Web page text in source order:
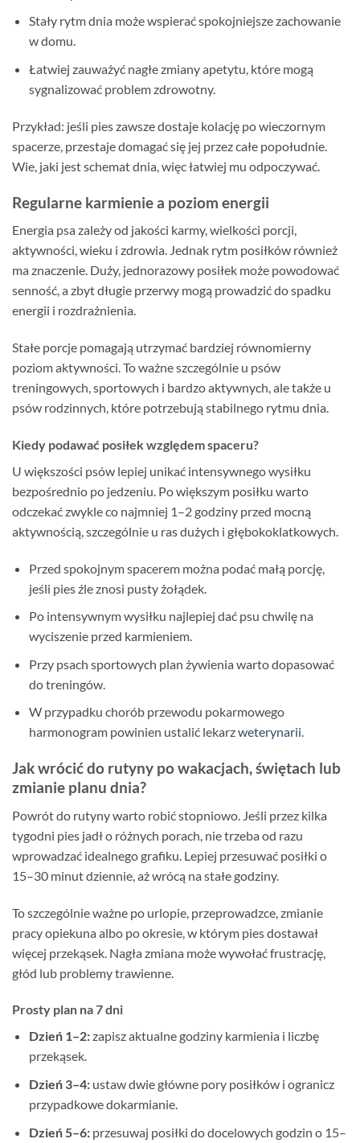
Stały rytm dnia może wspierać spokojniejsze zachowanie
w domu.
Łatwiej zauważyć nagłe zmiany apetytu, które mogą
sygnalizować problem zdrowotny.
Przykład: jeśli pies zawsze dostaje kolację po wieczornym
spacerze, przestaje domagać się jej przez całe popołudnie.
Wie, jaki jest schemat dnia, więc łatwiej mu odpoczywać.
Regularne karmienie a poziom energii
Energia psa zależy od jakości karmy, wielkości porcji,
aktywności, wieku i zdrowia. Jednak rytm posiłków również
ma znaczenie. Duży, jednorazowy posiłek może powodować
senność, a zbyt długie przerwy mogą prowadzić do spadku
energii i rozdrażnienia.
Stałe porcje pomagają utrzymać bardziej równomierny
poziom aktywności. To ważne szczególnie u psów
treningowych, sportowych i bardzo aktywnych, ale także u
psów rodzinnych, które potrzebują stabilnego rytmu dnia.
Kiedy podawać posiłek względem spaceru?
U większości psów lepiej unikać intensywnego wysiłku
bezpośrednio po jedzeniu. Po większym posiłku warto
odczekać zwykle co najmniej 1–2 godziny przed mocną
aktywnością, szczególnie u ras dużych i głębokoklatkowych.
Przed spokojnym spacerem można podać małą porcję,
jeśli pies źle znosi pusty żołądek.
Po intensywnym wysiłku najlepiej dać psu chwilę na
wyciszenie przed karmieniem.
Przy psach sportowych plan żywienia warto dopasować
do treningów.
W przypadku chorób przewodu pokarmowego
harmonogram powinien ustalić lekarzweterynarii.
Jak wrócić do rutyny po wakacjach, świętach lub
zmianie planu dnia?
Powrót do rutyny warto robić stopniowo. Jeśli przez kilka
tygodni pies jadł o różnych porach, nie trzeba od razu
wprowadzać idealnego grafiku. Lepiej przesuwać posiłki o
15–30 minut dziennie, aż wrócą na stałe godziny.
To szczególnie ważne po urlopie, przeprowadzce, zmianie
pracy opiekuna albo po okresie, w którym pies dostawał
więcej przekąsek. Nagła zmiana może wywołać frustrację,
głód lub problemy trawienne.
Prosty plan na 7 dni
Dzień 1–2:zapisz aktualne godziny karmienia i liczbę
przekąsek.
Dzień 3–4:ustaw dwie główne pory posiłków i ogranicz
przypadkowe dokarmianie.
Dzień 5–6:przesuwaj posiłki do docelowych godzin o 15–